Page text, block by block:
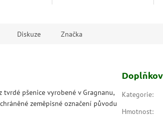
Diskuze Značka
tvrdé pšenice vyrobené v Gragnanu,
zeměpisné označení původu
Kategorie:
Hmotnost: